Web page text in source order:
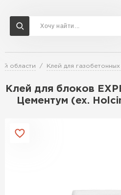
области Клей для
Клей для блоков
Цементум (ex.
Доставка и оплата Акции
Перейти в каталог
Газобетон Бонолит
Газобетон